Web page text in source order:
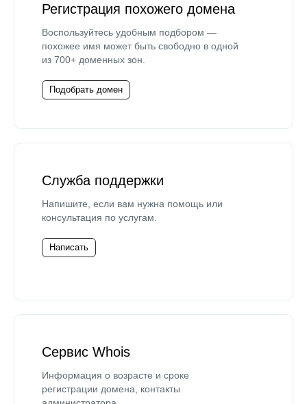
Регистрация похожего домена
Воспользуйтесь удобным подбором —
похожее имя может быть свободно в одной
из 700+ доменных зон.
Подобрать домен
Служба поддержки
Напишите, если вам нужна помощь или
консультация по услугам.
Написать
Сервис Whois
Информация о возрасте и сроке
регистрации домена, контакты